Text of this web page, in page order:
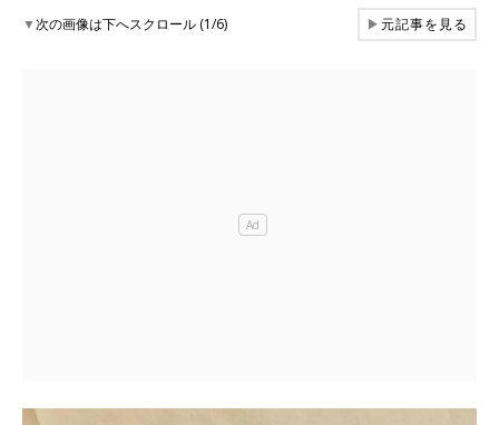
▼次の画像は下へスクロール (1/6) ▶元記事を見る